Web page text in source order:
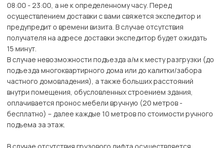
08:00 - 23:00, а не к определенному часу. Перед
осуществлением доставки с вами свяжется экспедитор и
предупредит о времени визита. В случае отсутствия
получателя на адресе доставки экспедитор будет ожидать
15 минут.
В случае невозможности подъезда а/м к месту разгрузки (до
подъезда многоквартирного дома или до калитки/забора
частного домовладения), а также больших расстояний
внутри помещения, обусловленных строением здания,
оплачивается пронос мебели вручную (20 метров -
бесплатно) – далее каждые 10 метров по стоимости ручного
подъема за этаж.